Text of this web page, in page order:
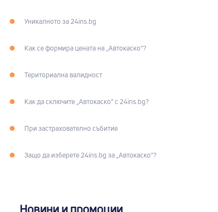
Уникалното за 24ins.bg
Как се формира цената на „Автокаско“?
Териториална валидност
Как да сключите „Автокаско“ с 24ins.bg?
При застрахователно събитие
Защо да изберете 24ins.bg за „Автокаско“?